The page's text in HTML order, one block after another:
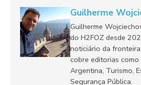
Guilherme
Guilherme
do H2FOZ desde
noticiário da
cobre editorias como
Argentina, Turismo,
Segurança Pública.